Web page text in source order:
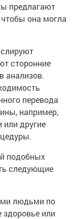
предлагают
она могла
сторонние
анализов.
перевода
например,
или другие
подобных
следующие
людьми по
или